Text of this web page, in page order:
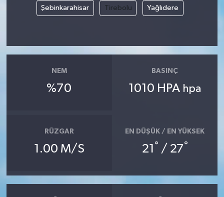
Şebinkarahisar Tirebolu Yağlıdere
NEM
%70
BASINÇ
1010 HPA hpa
RÜZGAR
1.00 M/S
EN DÜŞÜK / EN YÜKSEK
21 ° / 27°